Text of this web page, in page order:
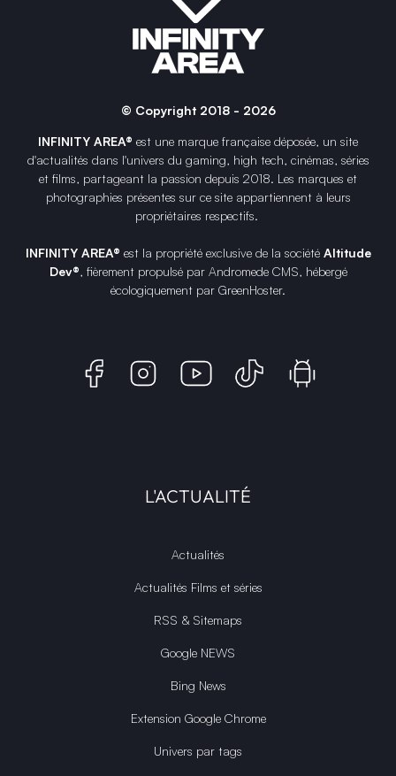
© Copyright 2018 - 2026
INFINITY AREA® est une marque française déposée, un site
d'actualités dans l'univers du gaming, high tech, cinémas, séries
et films, partageant la passion depuis 2018. Les marques et
photographies présentes sur ce site appartiennent à leurs
propriétaires respectifs.
INFINITY AREA® est la propriété exclusive de la société Altitude
Dev®, fièrement propulsé par Andromede CMS, hébergé
écologiquement par GreenHoster.
L'ACTUALITÉ
Actualités
Actualités Films et séries
RSS & Sitemaps
Google NEWS
Bing News
Extension Google Chrome
Univers par tags